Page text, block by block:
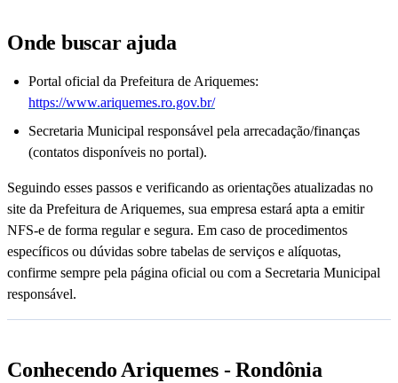
Onde buscar ajuda
Portal oficial da Prefeitura de Ariquemes:
https://www.ariquemes.ro.gov.br/
Secretaria Municipal responsável pela arrecadação/finanças
(contatos disponíveis no portal).
Seguindo esses passos e verificando as orientações atualizadas no
site da Prefeitura de Ariquemes, sua empresa estará apta a emitir
NFS-e de forma regular e segura. Em caso de procedimentos
específicos ou dúvidas sobre tabelas de serviços e alíquotas,
confirme sempre pela página oficial ou com a Secretaria Municipal
responsável.
Conhecendo Ariquemes - Rondônia